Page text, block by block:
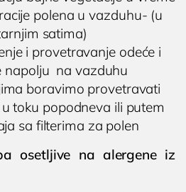
polena u vazduhu- (u
satima)
i provetravanje odeće i
napolju na vazduhu
boravimo provetravati
toku popodneva ili putem
sa filterima za polen
osetljive na alergene iz